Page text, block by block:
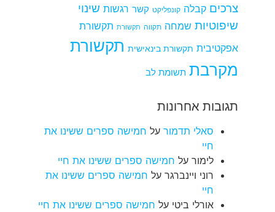
צרכים קבלה קונפליקט קשר רגשות שינוי
שיפוטיות שמחה תקווה תקשורת תקשורת
אפקטיבית תקשורת בינאישית תקשורת
מקרבת תשומת לב
תגובות אחרונות
סאלי תדמור על חמישה ספרים ששינו את
חיי
לימור על חמישה ספרים ששינו את חיי
רוני ויינברגר על חמישה ספרים ששינו את
חיי
אורלי ביטי על חמישה ספרים ששינו את חיי